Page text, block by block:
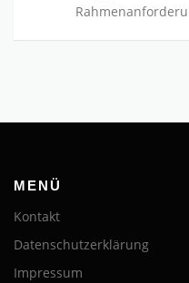
MENÜ
Kontakt
Datenschutzerklärung
Impressum